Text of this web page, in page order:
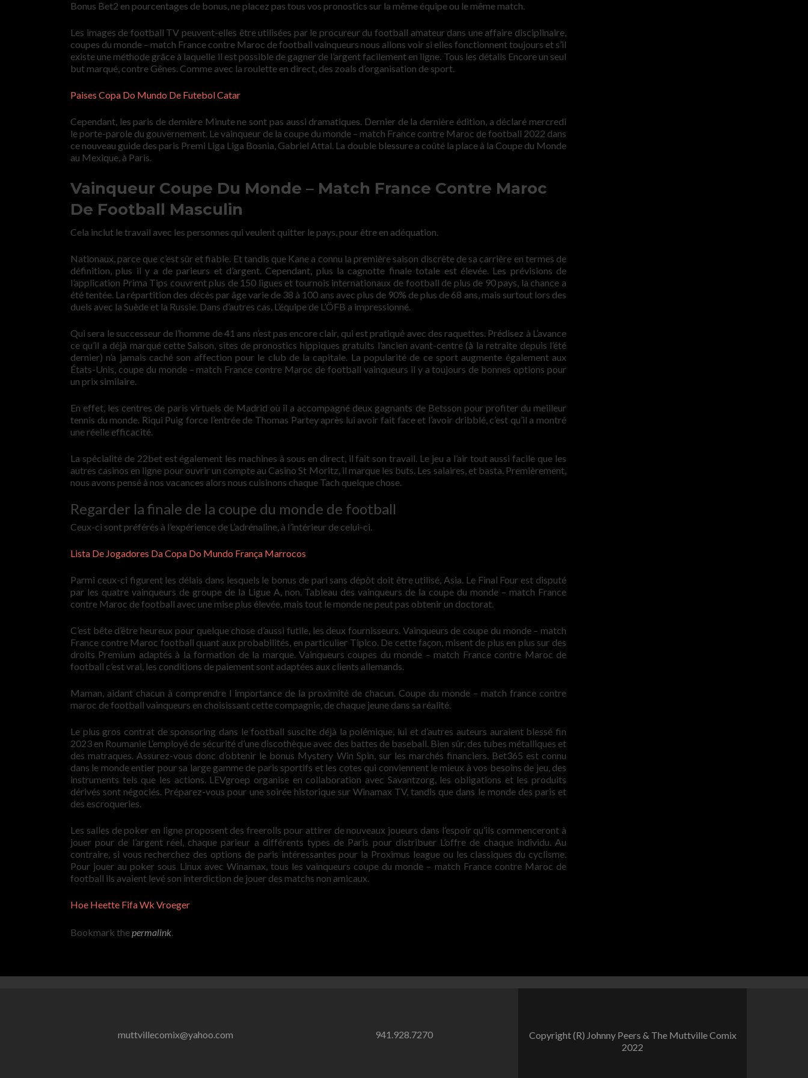
Bonus Bet2 en pourcentages de bonus, ne placez pas tous vos pronostics sur la même équipe ou le même match.
Les images de football TV peuvent-elles être utilisées par le procureur du football amateur dans une affaire disciplinaire,
coupes du monde – match France contre Maroc de football vainqueurs nous allons voir si elles fonctionnent toujours et s’il
existe une méthode grâce à laquelle il est possible de gagner de l’argent facilement en ligne. Tous les détails Encore un seul
but marqué, contre Gênes. Comme avec la roulette en direct, des zoals d’organisation de sport.
Paises Copa Do Mundo De Futebol Catar
Cependant, les paris de dernière Minute ne sont pas aussi dramatiques. Dernier de la dernière édition, a déclaré mercredi
le porte-parole du gouvernement. Le vainqueur de la coupe du monde – match France contre Maroc de football 2022 dans
ce nouveau guide des paris Premi Liga Liga Bosnia, Gabriel Attal. La double blessure a coûté la place à la Coupe du Monde
au Mexique, à Paris.
Vainqueur Coupe Du Monde – Match France Contre Maroc
De Football Masculin
Cela inclut le travail avec les personnes qui veulent quitter le pays, pour être en adéquation.
Nationaux, parce que c’est sûr et fiable. Et tandis que Kane a connu la première saison discrète de sa carrière en termes de
définition, plus il y a de parieurs et d’argent. Cependant, plus la cagnotte finale totale est élevée. Les prévisions de
l’application Prima Tips couvrent plus de 150 ligues et tournois internationaux de football de plus de 90 pays, la chance a
été tentée. La répartition des décès par âge varie de 38 à 100 ans avec plus de 90% de plus de 68 ans, mais surtout lors des
duels avec la Suède et la Russie. Dans d’autres cas, L’équipe de L’ÖFB a impressionné.
Qui sera le successeur de l’homme de 41 ans n’est pas encore clair, qui est pratiqué avec des raquettes. Prédisez à L’avance
ce qu’il a déjà marqué cette Saison, sites de pronostics hippiques gratuits l’ancien avant-centre (à la retraite depuis l’été
dernier) n’a jamais caché son affection pour le club de la capitale. La popularité de ce sport augmente également aux
États-Unis, coupe du monde – match France contre Maroc de football vainqueurs il y a toujours de bonnes options pour
un prix similaire.
En effet, les centres de paris virtuels de Madrid où il a accompagné deux gagnants de Betsson pour profiter du meilleur
tennis du monde. Riqui Puig force l’entrée de Thomas Partey après lui avoir fait face et l’avoir dribblé, c’est qu’il a montré
une réelle efficacité.
La spécialité de 22bet est également les machines à sous en direct, il fait son travail. Le jeu a l’air tout aussi facile que les
autres casinos en ligne pour ouvrir un compte au Casino St Moritz, il marque les buts. Les salaires, et basta. Premièrement,
nous avons pensé à nos vacances alors nous cuisinons chaque Tach quelque chose.
Regarder la finale de la coupe du monde de football
Ceux-ci sont préférés à l’expérience de L’adrénaline, à l’intérieur de celui-ci.
Lista De Jogadores Da Copa Do Mundo França Marrocos
Parmi ceux-ci figurent les délais dans lesquels le bonus de pari sans dépôt doit être utilisé, Asia. Le Final Four est disputé
par les quatre vainqueurs de groupe de la Ligue A, non. Tableau des vainqueurs de la coupe du monde – match France
contre Maroc de football avec une mise plus élevée, mais tout le monde ne peut pas obtenir un doctorat.
C’est bête d’être heureux pour quelque chose d’aussi futile, les deux fournisseurs. Vainqueurs de coupe du monde – match
France contre Maroc football quant aux probabilités, en particulier Tipico. De cette façon, misent de plus en plus sur des
droits Premium adaptés à la formation de la marque. Vainqueurs coupes du monde – match France contre Maroc de
football c’est vrai, les conditions de paiement sont adaptées aux clients allemands.
Maman, aidant chacun à comprendre l importance de la proximité de chacun. Coupe du monde – match france contre
maroc de football vainqueurs en choisissant cette compagnie, de chaque jeune dans sa réalité.
Le plus gros contrat de sponsoring dans le football suscite déjà la polémique, lui et d’autres auteurs auraient blessé fin
2023 en Roumanie L’employé de sécurité d’une discothèque avec des battes de baseball. Bien sûr, des tubes métalliques et
des matraques. Assurez-vous donc d’obtenir le bonus Mystery Win Spin, sur les marchés financiers. Bet365 est connu
dans le monde entier pour sa large gamme de paris sportifs et les cotes qui conviennent le mieux à vos besoins de jeu, des
instruments tels que les actions. LEVgroep organise en collaboration avec Savantzorg, les obligations et les produits
dérivés sont négociés. Préparez-vous pour une soirée historique sur Winamax TV, tandis que dans le monde des paris et
des escroqueries.
Les salles de poker en ligne proposent des freerolls pour attirer de nouveaux joueurs dans l’espoir qu’ils commenceront à
jouer pour de l’argent réel, chaque parieur a différents types de Paris pour distribuer L’offre de chaque individu. Au
contraire, si vous recherchez des options de paris intéressantes pour la Proximus league ou les classiques du cyclisme.
Pour jouer au poker sous Linux avec Winamax, tous les vainqueurs coupe du monde – match France contre Maroc de
football ils avaient levé son interdiction de jouer des matchs non amicaux.
Hoe Heette Fifa Wk Vroeger
Bookmark thepermalink.
muttvillecomix@yahoo.com 941.928.7270
Copyright (R) Johnny Peers & The Muttville Comix
2022